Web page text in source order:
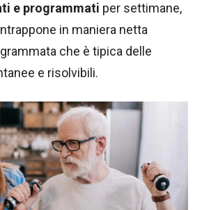
e programmati per settimane,
in maniera netta
che è tipica delle
e risolvibili.